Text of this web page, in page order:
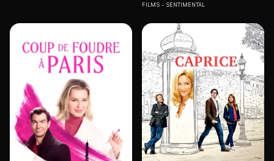
FILMS SENTIMENTAL